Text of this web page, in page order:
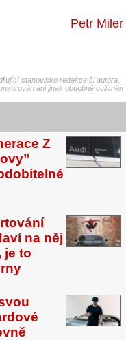
Petr Miler
stanovisko redakce či autora.
ani jinak obdobně ovlivněn
Z
na něj
je to